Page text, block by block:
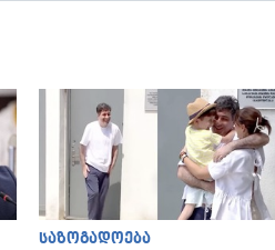
გადახედვა
საზოგადოება